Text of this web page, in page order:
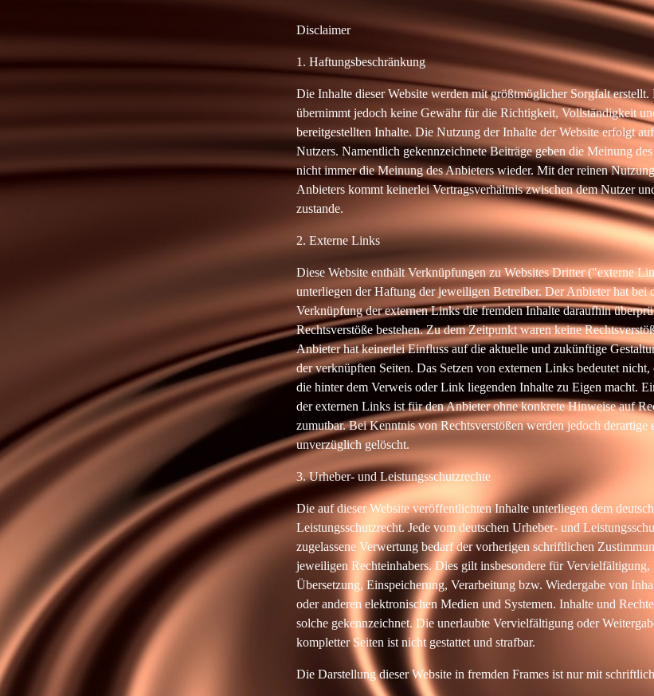
Disclaimer
1. Haftungsbeschränkung
Die Inhalte dieser Website werden mit größtmöglicher Sorgfalt erstellt.
übernimmt jedoch keine Gewähr für die Richtigkeit, Vollständigkeit
bereitgestellten Inhalte. Die Nutzung der Inhalte der Website erfolgt
Nutzers. Namentlich gekennzeichnete Beiträge geben die Meinung
nicht immer die Meinung des Anbieters wieder. Mit der reinen
Anbieters kommt keinerlei Vertragsverhältnis zwischen dem Nutzer
zustande.
2. Externe Links
Diese Website enthält Verknüpfungen zu Websites Dritter ("externe
unterliegen der Haftung der jeweiligen Betreiber. Der Anbieter hat bei
Verknüpfung der externen Links die fremden Inhalte daraufhin
Rechtsverstöße bestehen. Zu dem Zeitpunkt waren keine
Anbieter hat keinerlei Einfluss auf die aktuelle und zukünftige
der verknüpften Seiten. Das Setzen von externen Links bedeutet nicht,
die hinter dem Verweis oder Link liegenden Inhalte zu Eigen macht.
der externen Links ist für den Anbieter ohne konkrete Hinweise auf
zumutbar. Bei Kenntnis von Rechtsverstößen werden jedoch derartige
unverzüglich gelöscht.
3. Urheber- und Leistungsschutzrechte
Die auf dieser Website veröffentlichten Inhalte unterliegen dem
Leistungsschutzrecht. Jede vom deutschen Urheber- und
zugelassene Verwertung bedarf der vorherigen schriftlichen
jeweiligen Rechteinhabers. Dies gilt insbesondere für Vervielfältigung,
Übersetzung, Einspeicherung, Verarbeitung bzw. Wiedergabe von
oder anderen elektronischen Medien und Systemen. Inhalte und
solche gekennzeichnet. Die unerlaubte Vervielfältigung oder
kompletter Seiten ist nicht gestattet und strafbar.
Die Darstellung dieser Website in fremden Frames ist nur mit